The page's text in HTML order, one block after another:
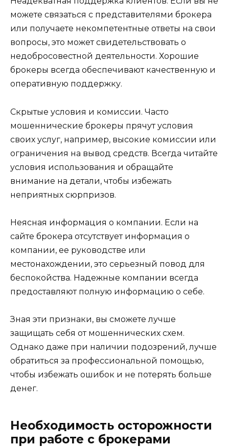
можете связаться с представителями брокера
или получаете некомпетентные ответы на свои
вопросы, это может свидетельствовать о
недобросовестной деятельности. Хорошие
брокеры всегда обеспечивают качественную и
оперативную поддержку.
Скрытые условия и комиссии. Часто
мошеннические брокеры прячут условия
своих услуг, например, высокие комиссии или
ограничения на вывод средств. Всегда читайте
условия использования и обращайте
внимание на детали, чтобы избежать
неприятных сюрпризов.
Неясная информация о компании. Если на
сайте брокера отсутствует информация о
компании, ее руководстве или
местонахождении, это серьезный повод для
беспокойства. Надежные компании всегда
предоставляют полную информацию о себе.
Зная эти признаки, вы сможете лучше
защищать себя от мошеннических схем.
Однако даже при наличии подозрений, лучше
обратиться за профессиональной помощью,
чтобы избежать ошибок и не потерять больше
денег.
Необходимость осторожности
при работе с брокерами